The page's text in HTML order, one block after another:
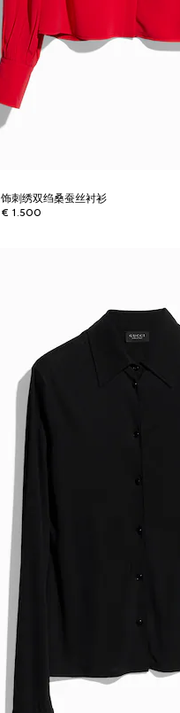
饰刺绣双绉桑蚕丝衬衫
€ 1.500